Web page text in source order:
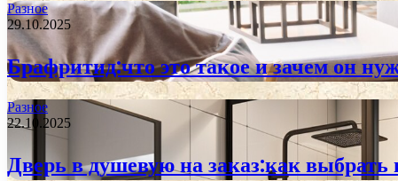
Разное
29.10.2025
Брафритид:что это такое и зачем он
Разное
22.10.2025
Дверь в душевую на заказ:как